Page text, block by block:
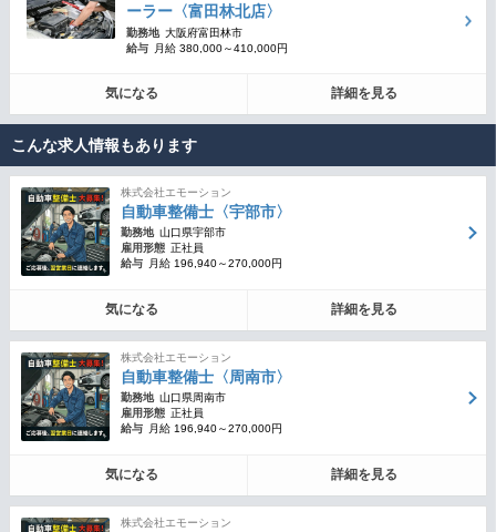
ーラー〈富田林北店〉
勤務地 大阪府富田林市
給与
月給 380,000～410,000円
気になる 詳細を見る
こんな求人情報もあります
株式会社エモーション
自動車整備士〈宇部市〉
勤務地 山口県宇部市
雇用形態 正社員
給与
月給 196,940～270,000円
気になる 詳細を見る
株式会社エモーション
自動車整備士〈周南市〉
勤務地 山口県周南市
雇用形態 正社員
給与
月給 196,940～270,000円
気になる 詳細を見る
株式会社エモーション